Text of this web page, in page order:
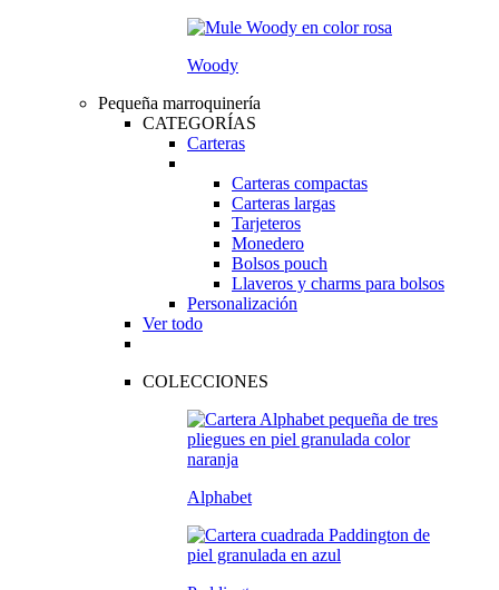
Woody
Pequeña marroquinería
CATEGORÍAS
Carteras
Carteras compactas
Carteras largas
Tarjeteros
Monedero
Bolsos pouch
Llaveros y charms para bolsos
Personalización
Ver todo
COLECCIONES
Alphabet